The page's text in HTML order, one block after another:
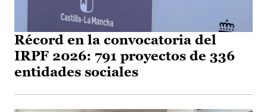
Récord en la convocatoria del
IRPF 2026: 791 proyectos de 336
entidades sociales